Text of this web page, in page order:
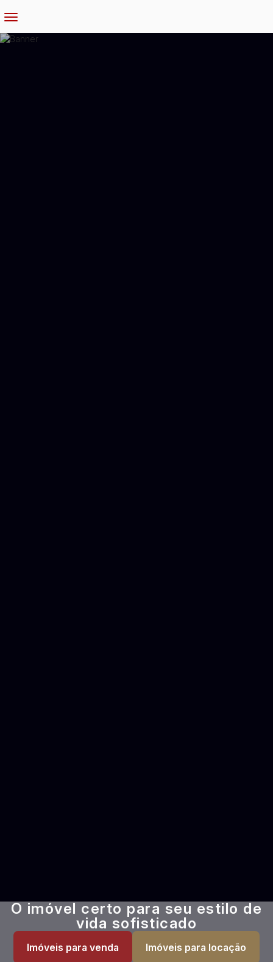
O imóvel certo para seu estilo de
vida sofisticado
Imóveis para venda Imóveis para locação